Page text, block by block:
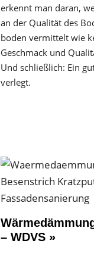
erkennt man daran,
an der Qualität des
boden vermittelt wie
Geschmack und
Und schließlich: Ein
verlegt.
– WDVS »